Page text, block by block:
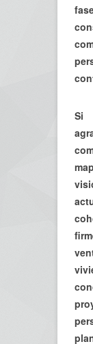
Si